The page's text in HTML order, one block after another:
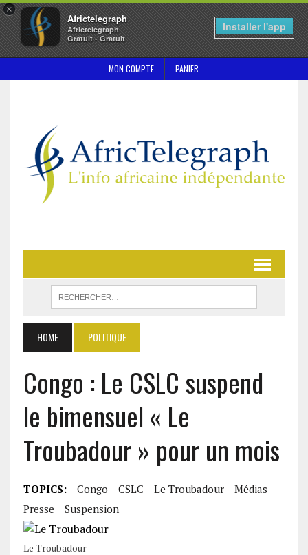
×
Africtelegraph
Africtelegraph
Gratuit - Gratuit
Installer l'app
MON COMPTE PANIER
HOME POLITIQUE
Congo : Le CSLC suspend
le bimensuel « Le
Troubadour » pour un mois
TOPICS: Congo CSLC Le Troubadour
Médias
Presse
Suspension
Le Troubadour